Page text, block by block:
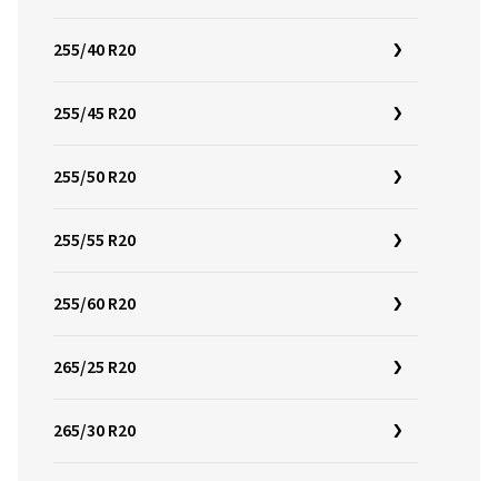
255/40 R20
255/45 R20
255/50 R20
255/55 R20
255/60 R20
265/25 R20
265/30 R20